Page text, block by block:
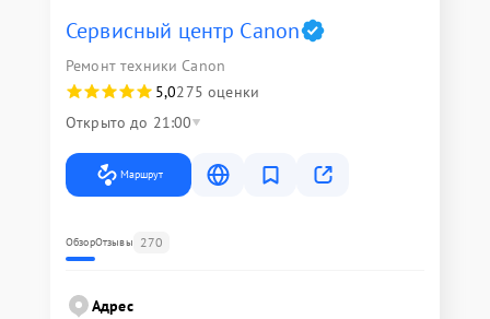
Сервисный центр Canon
Ремонт техники Canon
5,0275 оценки
Открыто до 21:00
Маршрут
ОбзорОтзывы 270
Адрес